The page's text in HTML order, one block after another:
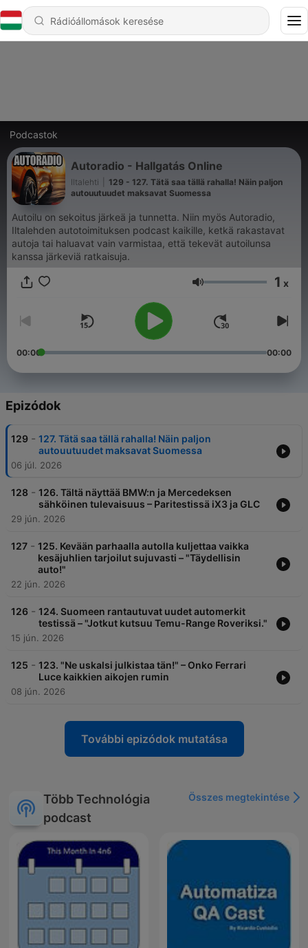
Podcastok
Autoradio - Hallgatás Online
Iltalehti
129 - 127. Tätä saa tällä rahalla! Näin paljon
autouutuudet maksavat Suomessa
Autoilu on sekoitus järkeä ja tunnetta. Niin myös Autoradio,
Iltalehden autotoimituksen podcast kaikille, ketkä rakastavat
autoja tai haluavat vain varmistaa, että tekevät autoilunsa
kanssa järkeviä ratkaisuja.
Hangerő 1 x
00:00 00:00
Epizódok
129 - 127. Tätä saa tällä rahalla! Näin paljon
autouutuudet maksavat Suomessa
06 júl. 2026
128 - 126. Tältä näyttää BMW:n ja Mercedeksen
sähköinen tulevaisuus – Paritestissä iX3 ja GLC
29 jún. 2026
127 - 125. Kevään parhaalla autolla kuljettaa vaikka
kesäjuhlien tarjoilut sujuvasti – "Täydellisin
auto!"
22 jún. 2026
126 - 124. Suomeen rantautuvat uudet automerkit
testissä – "Jotkut kutsuu Temu-Range Roveriksi."
15 jún. 2026
125 - 123. "Ne uskalsi julkistaa tän!" – Onko Ferrari
Luce kaikkien aikojen rumin
08 jún. 2026
További epizódok mutatása
Több Technológia
podcast
Összes megtekintése